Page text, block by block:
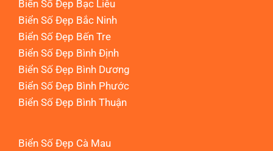
Biển Số Đẹp Bạc Liêu
Biển Số Đẹp Bắc Ninh
Biển Số Đẹp Bến Tre
Biển Số Đẹp Bình Định
Biển Số Đẹp Bình Dương
Biển Số Đẹp Bình Phước
Biển Số Đẹp Bình Thuận
Biển Số Đẹp Cà Mau